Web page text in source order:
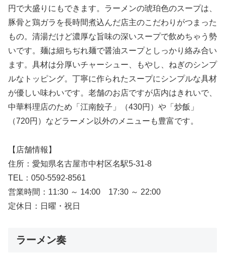
円で大盛りにもできます。ラーメンの琥珀色のスープは、
豚骨と鶏ガラを長時間煮込んだ店主のこだわりがつまった
もの。清湯だけど濃厚な旨味の深いスープで飲めちゃう勢
いです。麺は細ちぢれ麺で醤油スープとしっかり絡み合い
ます。具材は分厚いチャーシュー、もやし、ねぎのシンプ
ルなトッピング。丁寧に作られたスープにシンプルな具材
が優しい味わいです。老舗のお店ですが店内はきれいで、
中華料理店のため「江南餃子」（430円）や「炒飯」
（720円）などラーメン以外のメニューも豊富です。
【店舗情報】
住所：愛知県名古屋市中村区名駅5-31-8
TEL：050-5592-8561
営業時間：11:30 ～ 14:00 17:30 ～ 22:00
定休日：日曜・祝日
ラーメン奏